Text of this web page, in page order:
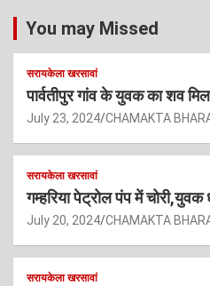
You may Missed
सरायकेला खरसावां
पार्वतीपुर गांव के युवक का शव
July 23, 2024 CHAMAKTA
सरायकेला खरसावां
गम्हरिया पेट्रोल पंप में चोरी,युवक
July 20, 2024 CHAMAKTA
सरायकेला खरसावां